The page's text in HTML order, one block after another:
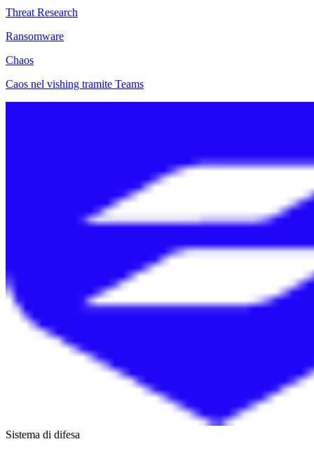
Threat Research
Ransomware
Chaos
Caos nel vishing tramite Teams
Sistema di difesa